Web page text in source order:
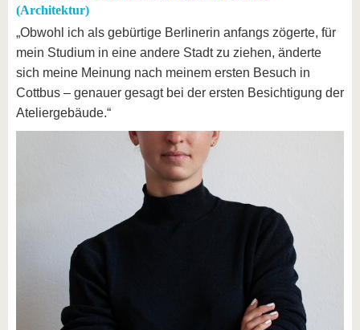
(Architektur)
„Obwohl ich als gebürtige Berlinerin anfangs zögerte, für
mein Studium in eine andere Stadt zu ziehen, änderte
sich meine Meinung nach meinem ersten Besuch in
Cottbus – genauer gesagt bei der ersten Besichtigung der
Ateliergebäude.“